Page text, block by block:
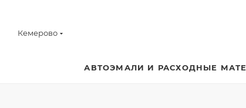
Кемерово
АВТОЭМАЛИ И РАСХОДНЫЕ